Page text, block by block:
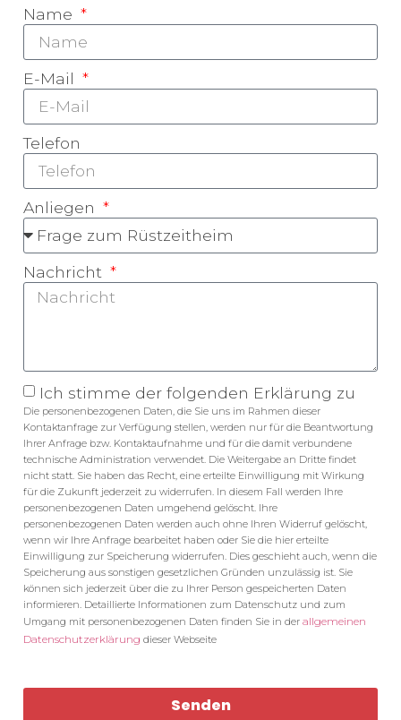
Name
E-Mail
Telefon
Anliegen
Nachricht
Ich stimme der folgenden Erklärung zu
Die personenbezogenen Daten, die Sie uns im Rahmen dieser
Kontaktanfrage zur Verfügung stellen, werden nur für die Beantwortung
Ihrer Anfrage bzw. Kontaktaufnahme und für die damit verbundene
technische Administration verwendet. Die Weitergabe an Dritte findet
nicht statt. Sie haben das Recht, eine erteilte Einwilligung mit Wirkung
für die Zukunft jederzeit zu widerrufen. In diesem Fall werden Ihre
personenbezogenen Daten umgehend gelöscht. Ihre
personenbezogenen Daten werden auch ohne Ihren Widerruf gelöscht,
wenn wir Ihre Anfrage bearbeitet haben oder Sie die hier erteilte
Einwilligung zur Speicherung widerrufen. Dies geschieht auch, wenn die
Speicherung aus sonstigen gesetzlichen Gründen unzulässig ist. Sie
können sich jederzeit über die zu Ihrer Person gespeicherten Daten
informieren. Detaillierte Informationen zum Datenschutz und zum
Umgang mit personenbezogenen Daten finden Sie in der allgemeinen
Datenschutzerklärung dieser Webseite
Senden